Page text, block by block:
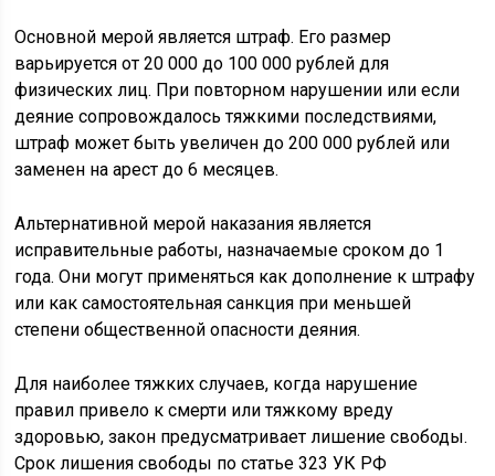
Основной мерой является штраф. Его размер
варьируется от 20 000 до 100 000 рублей для
физических лиц. При повторном нарушении или если
деяние сопровождалось тяжкими последствиями,
штраф может быть увеличен до 200 000 рублей или
заменен на арест до 6 месяцев.
Альтернативной мерой наказания является
исправительные работы, назначаемые сроком до 1
года. Они могут применяться как дополнение к штрафу
или как самостоятельная санкция при меньшей
степени общественной опасности деяния.
Для наиболее тяжких случаев, когда нарушение
правил привело к смерти или тяжкому вреду
здоровью, закон предусматривает лишение свободы.
Срок лишения свободы по статье 323 УК РФ